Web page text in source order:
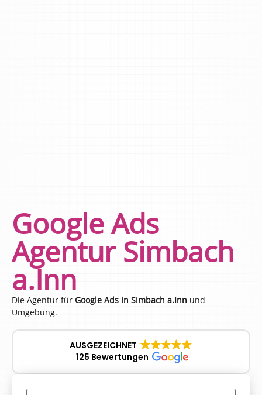
Google Ads
Agentur Simbach
a.Inn
Die Agentur für Google Ads in Simbach a.Inn und
Umgebung.
AUSGEZEICHNET
125 Bewertungen